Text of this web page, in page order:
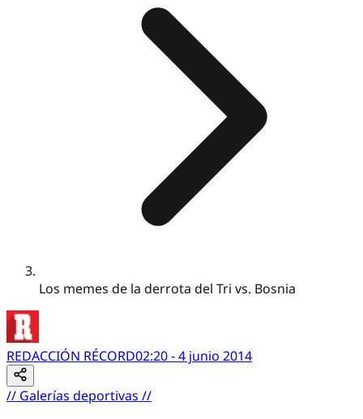
Los memes de la derrota del Tri vs. Bosnia
REDACCIÓN RÉCORD02:20 - 4 junio 2014
// Galerías deportivas //